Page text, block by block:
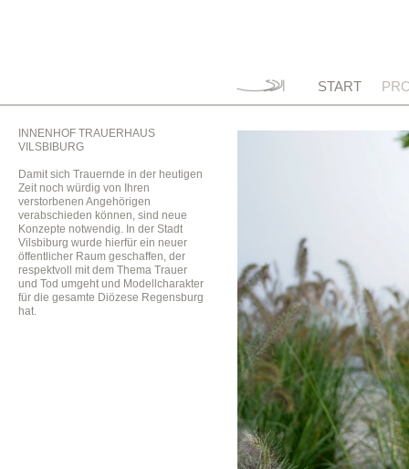
START
INNENHOF TRAUERHAUS
VILSBIBURG
Damit sich Trauernde in der heutigen
Zeit noch würdig von Ihren
verstorbenen Angehörigen
verabschieden können, sind neue
Konzepte notwendig. In der Stadt
Vilsbiburg wurde hierfür ein neuer
öffentlicher Raum geschaffen, der
respektvoll mit dem Thema Trauer
und Tod umgeht und Modellcharakter
für die gesamte Diözese Regensburg
hat.